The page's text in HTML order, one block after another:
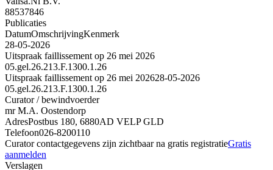
88537846
Publicaties
DatumOmschrijvingKenmerk
28-05-2026
Uitspraak faillissement op 26 mei 2026
05.gel.26.213.F.1300.1.26
Uitspraak faillissement op 26 mei 202628-05-2026
05.gel.26.213.F.1300.1.26
Curator / bewindvoerder
mr M.A. Oostendorp
AdresPostbus 180, 6880AD VELP GLD
Telefoon026-8200110
Curator contactgegevens zijn zichtbaar na gratis registratieGratis
aanmelden
Verslagen